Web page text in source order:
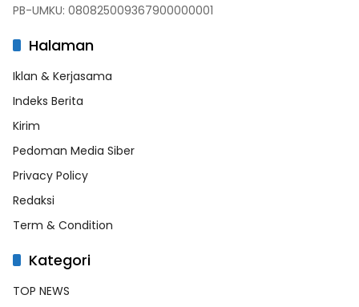
PB-UMKU: 080825009367900000001
Halaman
Iklan & Kerjasama
Indeks Berita
Kirim
Pedoman Media Siber
Privacy Policy
Redaksi
Term & Condition
Kategori
TOP NEWS